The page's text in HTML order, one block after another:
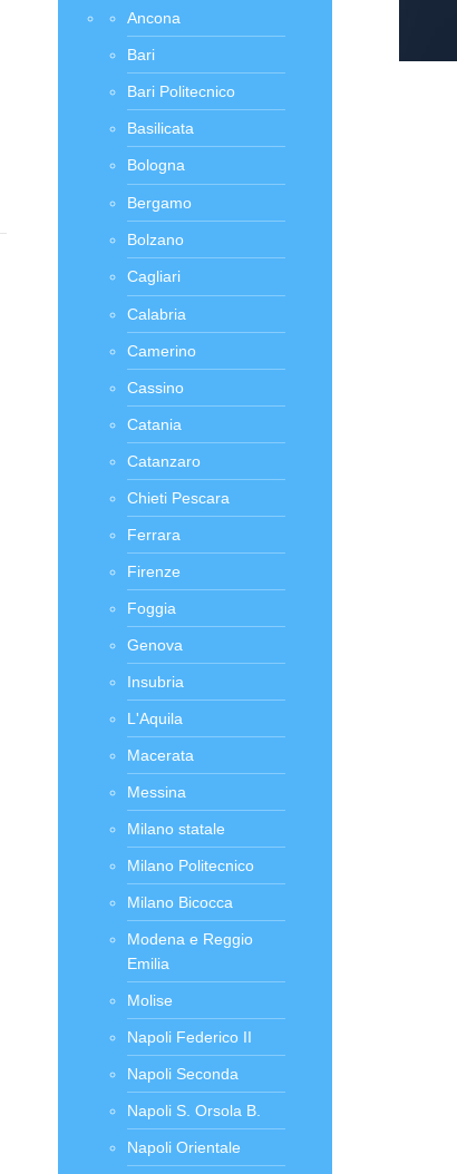
Ancona
Bari
Bari Politecnico
Basilicata
Bologna
Bergamo
Bolzano
Cagliari
Calabria
Camerino
Cassino
Catania
Catanzaro
Chieti Pescara
Ferrara
Firenze
Foggia
Genova
Insubria
L'Aquila
Macerata
Messina
Milano statale
Milano Politecnico
Milano Bicocca
Modena e Reggio
Emilia
Molise
Napoli Federico II
Napoli Seconda
Napoli S. Orsola B.
Napoli Orientale